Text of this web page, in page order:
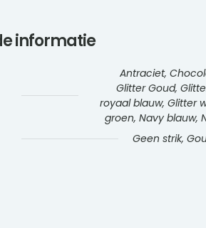
informatie
Antraciet,
Glitter Goud,
royaal blauw, Glitter
groen, Navy blauw,
Geen strik,